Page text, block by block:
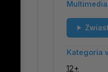
Kategoria
12+